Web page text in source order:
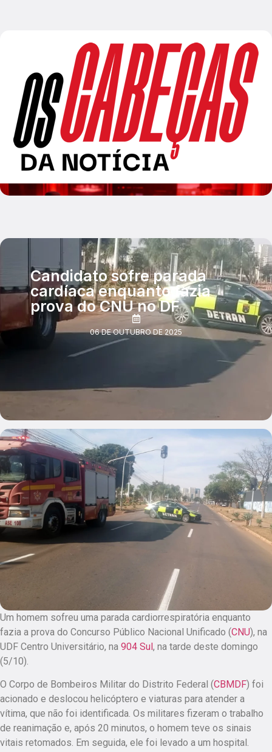
Candidato sofre parada
cardíaca enquanto fazia
prova do CNU no DF
06 DE OUTUBRO DE 2025
Um homem sofreu uma parada cardiorrespiratória enquanto
fazia a prova do Concurso Público Nacional Unificado (CNU), na
UDF Centro Universitário, na 904 Sul, na tarde deste domingo
(5/10).
O Corpo de Bombeiros Militar do Distrito Federal (CBMDF) foi
acionado e deslocou helicóptero e viaturas para atender a
vítima, que não foi identificada. Os militares fizeram o trabalho
de reanimação e, após 20 minutos, o homem teve os sinais
vitais retomados. Em seguida, ele foi levado a um hospital.